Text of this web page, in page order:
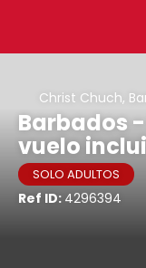
Christ Chuch,
Barbados
vuelo
SOLO ADULTOS
Ref ID: 4296394